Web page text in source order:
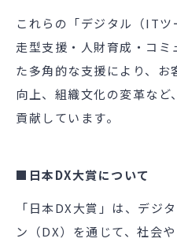
これらの「デジタル（ITツ
走型支援・人財育成・コ
た多角的な支援により、
向上、組織文化の変革など
貢献しています。
■日本DX大賞について
「日本DX大賞」は、デジ
ン（DX）を通じて、社会